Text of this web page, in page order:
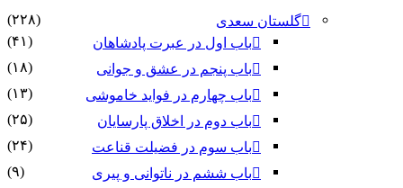
گلستان سعدی
(۲۲۸)
باب اول در عبرت پادشاهان
(۴۱)
باب پنجم در عشق و جوانى
(۱۸)
باب چهارم در فواید خاموشى
(۱۳)
باب دوم در اخلاق پارسایان
(۲۵)
باب سوم در فضیلت قناعت
(۲۴)
باب ششم در ناتوانى و پیرى
(۹)